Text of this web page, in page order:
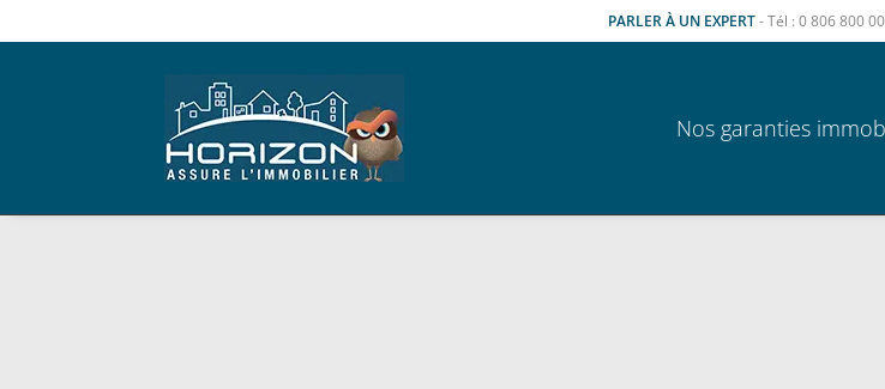
PARLER À UN EXPERT- Tél : 0 806 800
Nos garanties